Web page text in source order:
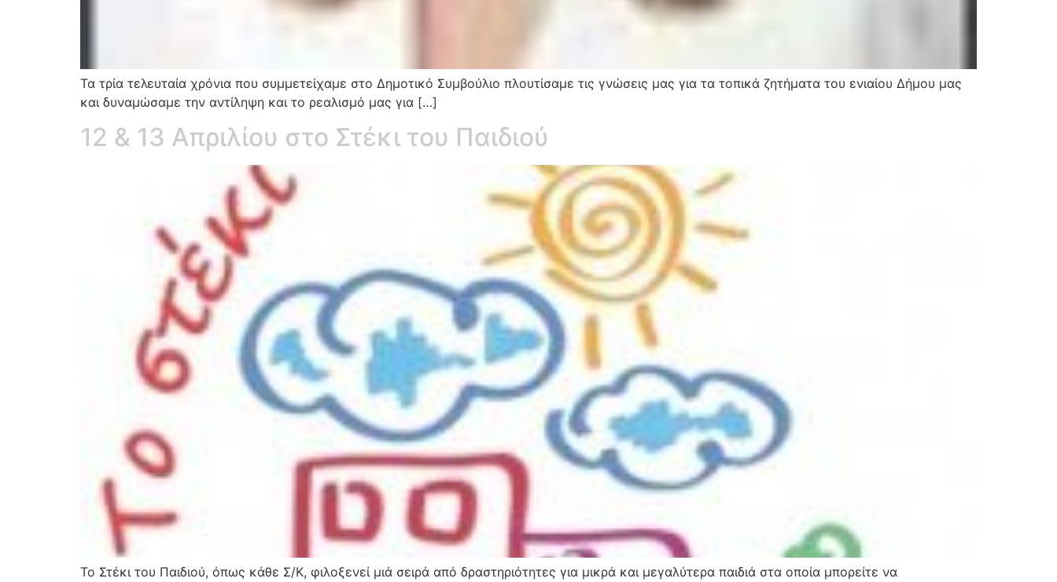
Τα τρία τελευταία χρόνια που συμμετείχαμε στο Δημοτικό Συμβούλιο πλουτίσαμε τις γνώσεις μας για τα τοπικά ζητήματα του ενιαίου Δήμου μας
και δυναμώσαμε την αντίληψη και το ρεαλισμό μας για […]
12 & 13 Απριλίου στο Στέκι του Παιδιού
Το Στέκι του Παιδιού, όπως κάθε Σ/Κ, φιλοξενεί μιά σειρά από δραστηριότητες για μικρά και μεγαλύτερα παιδιά στα οποία μπορείτε να